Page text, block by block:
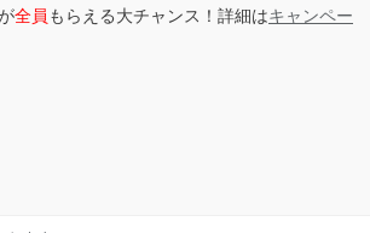
全員 もらえる大チャンス！詳細はキャンペー